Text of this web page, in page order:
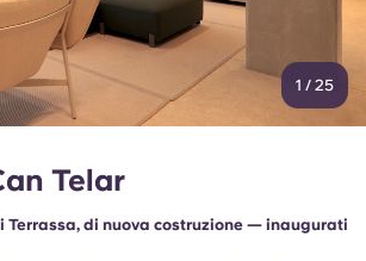
1 / 25
Telar
Terrassa, di nuova costruzione — inaugurati